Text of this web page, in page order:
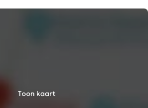
Toon kaart